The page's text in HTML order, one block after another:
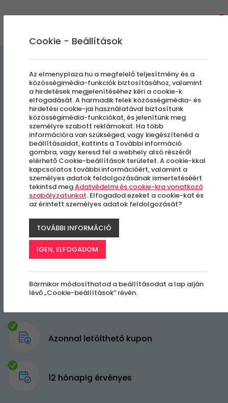
Sétarepülés
Hajdúszoboszlóról
Hajdúszoboszló
Azonnal letölthető kupon
12 hónapig érvényes
Cookie - Beállítások
Az elmenyplaza.hu a megfelelő teljesítmény és a
közösségimédia-funkciók biztosításához, valamint
a hirdetések megjelenítéséhez kéri a cookie-k
elfogadását. A harmadik felek közösségimédia- és
hirdetési cookie-jai használatával biztosítunk
közösségimédia-funkciókat, és jelenítünk meg
személyre szabott reklámokat. Ha több
információra van szükséged, vagy kiegészítenéd a
beállításaidat, kattints a További információ
gombra, vagy keresd fel a webhely alsó részéről
elérhető Cookie-beállítások területet. A cookie-kkal
kapcsolatos további információért, valamint a
személyes adatok feldolgozásának ismertetéséért
tekintsd megAdatvédelmi és cookie-kra vonatkozó
szabályzatunkat. Elfogadod ezeket a cookie-kat és
az érintett személyes adatok feldolgozását?
TOVÁBBI INFORMÁCIÓ
IGEN, ELFOGADOM
Bármikor módosíthatod a beállításodat a lap alján
lévő „Cookie-beállítások” révén.